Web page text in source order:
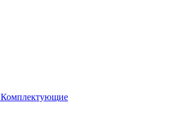
Комплектующие